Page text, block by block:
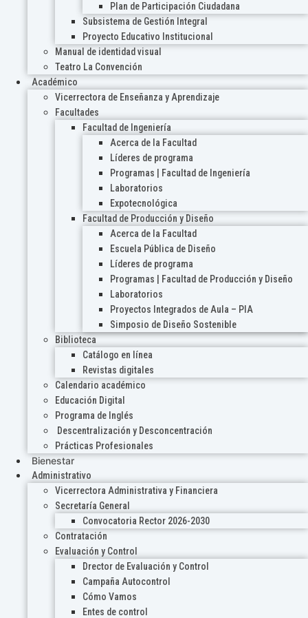
Plan de Participación Ciudadana
Subsistema de Gestión Integral
Proyecto Educativo Institucional
Manual de identidad visual
Teatro La Convención
Académico
Vicerrectora de Enseñanza y Aprendizaje
Facultades
Facultad de Ingeniería
Acerca de la Facultad
Líderes de programa
Programas | Facultad de Ingeniería
Laboratorios
Expotecnológica
Facultad de Producción y Diseño
Acerca de la Facultad
Escuela Pública de Diseño
Líderes de programa
Programas | Facultad de Producción y Diseño
Laboratorios
Proyectos Integrados de Aula – PIA
Simposio de Diseño Sostenible
Biblioteca
Catálogo en línea
Revistas digitales
Calendario académico
Educación Digital
Programa de Inglés
Descentralización y Desconcentración
Prácticas Profesionales
Bienestar
Administrativo
Vicerrectora Administrativa y Financiera
Secretaría General
Convocatoria Rector 2026-2030
Contratación
Evaluación y Control
Drector de Evaluación y Control
Campaña Autocontrol
Cómo Vamos
Entes de control